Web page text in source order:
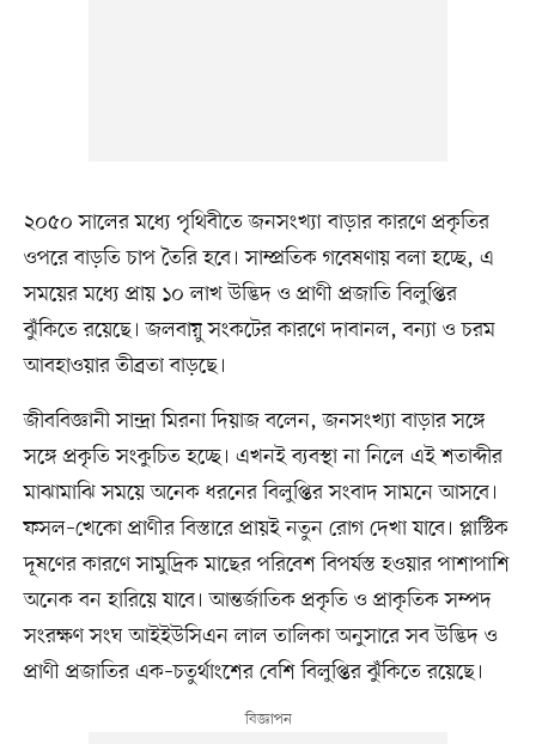
২০৫০ সালের মধ্যে পৃথিবীতে জনসংখ্যা বাড়ার কারণে প্রকৃতির
ওপরে বাড়তি চাপ তৈরি হবে। সাম্প্রতিক গবেষণায় বলা হচ্ছে, এ
সময়ের মধ্যে প্রায় ১০ লাখ উদ্ভিদ ও প্রাণী প্রজাতি বিলুপ্তির
ঝুঁকিতে রয়েছে। জলবায়ু সংকটের কারণে দাবানল, বন্যা ও চরম
আবহাওয়ার তীব্রতা বাড়ছে।
জীববিজ্ঞানী সান্দ্রা মিরনা দিয়াজ বলেন, জনসংখ্যা বাড়ার সঙ্গে
সঙ্গে প্রকৃতি সংকুচিত হচ্ছে। এখনই ব্যবস্থা না নিলে এই শতাব্দীর
মাঝামাঝি সময়ে অনেক ধরনের বিলুপ্তির সংবাদ সামনে আসবে।
ফসল–খেকো প্রাণীর বিস্তারে প্রায়ই নতুন রোগ দেখা যাবে। প্লাস্টিক
দূষণের কারণে সামুদ্রিক মাছের পরিবেশ বিপর্যস্ত হওয়ার পাশাপাশি
অনেক বন হারিয়ে যাবে। আন্তর্জাতিক প্রকৃতি ও প্রাকৃতিক সম্পদ
সংরক্ষণ সংঘ আইইউসিএন লাল তালিকা অনুসারে সব উদ্ভিদ ও
প্রাণী প্রজাতির এক–চতুর্থাংশের বেশি বিলুপ্তির ঝুঁকিতে রয়েছে।